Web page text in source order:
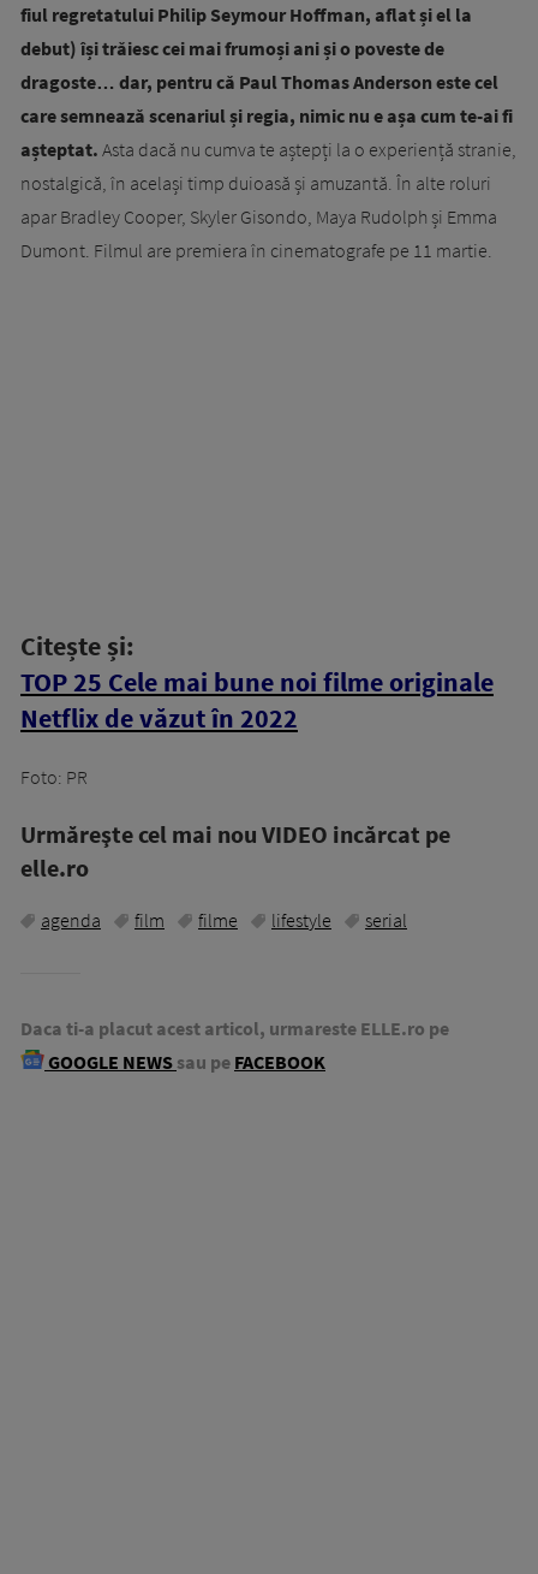
fiul regretatului Philip Seymour Hoffman, aflat și el la
debut) își trăiesc cei mai frumoși ani și o poveste de
dragoste… dar, pentru că Paul Thomas Anderson este cel
care semnează scenariul și regia, nimic nu e așa cum te-ai fi
așteptat. Asta dacă nu cumva te aștepți la o experiență stranie,
nostalgică, în același timp duioasă și amuzantă. În alte roluri
apar Bradley Cooper, Skyler Gisondo, Maya Rudolph și Emma
Dumont. Filmul are premiera în cinematografe pe 11 martie.
Citește și:
TOP 25 Cele mai bune noi filme originale
Netflix de văzut în 2022
Foto: PR
Urmăreşte cel mai nou VIDEO incărcat pe
elle.ro
agenda film filme lifestyle serial
Daca ti-a placut acest articol, urmareste ELLE.ro pe
GOOGLE NEWS sau pe FACEBOOK